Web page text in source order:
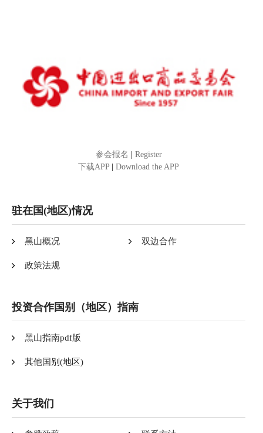
参会报名
Register
下载APP
Download the APP
驻在国(地区)情况
黑山概况 双边合作
政策法规
投资合作国别（地区）指南
黑山指南pdf版
其他国别(地区)
关于我们